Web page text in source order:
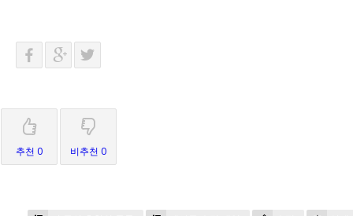
추천 0 비추천 0